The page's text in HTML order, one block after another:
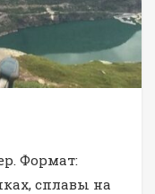
Формат:
сплавы на